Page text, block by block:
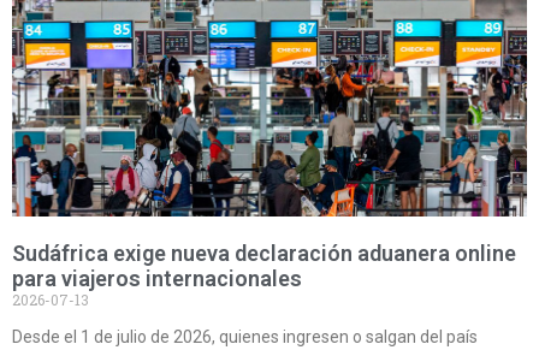
Sudáfrica exige nueva declaración aduanera online
para viajeros internacionales
2026-07-13
Desde el 1 de julio de 2026, quienes ingresen o salgan del país